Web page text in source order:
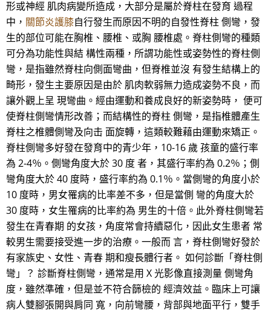
形或神經 肌肉病變所造成，大部分是屬於脊柱在發育 過程
中， 關節炎護膝自行發生而原因不明的自發性脊柱 側彎，發
生的部位可能在胸椎、腰椎、或胸 腰椎處。脊柱側彎的種類
可分為功能性與結 構性兩種，所謂功能性或姿勢性的脊柱側
彎，是指雖然脊柱向側面彎曲，但脊椎並沒 有發生結構上的
畸形，發生主要原因是由於 肌肉軟弱無力造成姿勢不良，而
讓外觀上呈 現彎曲。經由運動和養成良好的新姿勢時， 便可
使脊柱側彎情形改善；而結構性的脊柱 側彎，是指椎體產生
脊柱之椎體側彎及向击 面旋轉，這類較難藉由運動來矯正。
脊柱側彎多好發在發育中的青少年，10-16 歲 孩童的盛行率
為 2-4％。側彎角度大於 30 度 者，其盛行率約為 0.2％；側
彎角度大於 40 度時，盛行率約為 0.1％。當側彎的角度小於
10 度時，男女罹病的比率差不多，但是當側 彎的角度大於
30 度時，女生罹病的比率約為 男生的十倍。此外脊柱側彎若
發生在青春期 的女孩，角度常會持續惡化，因此女生患者 常
較男生需要接受進一步的治療。一般而 言，脊柱側彎好發於
有家族史、女性、青春 期和瘦長體行者。 如何診斷「脊柱側
彎」？ 診斷脊柱側彎，通常是用 X 光影像直接測量 側彎角
度，雖然準確，但是並不符合篩檢的 經濟效益。臨床上可讓
病人雙腳張開與肩同 寬，向前彎腰，背部與地面平行，雙手